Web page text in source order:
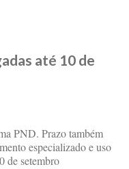
até 10 de
PND. Prazo também
especializado e uso
de setembro